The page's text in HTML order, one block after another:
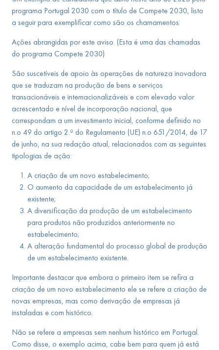
programa Portugal 2030 com o título de Compete 2030, listo
a seguir para exemplificar como são os chamamentos:
Ações abrangidas por este aviso. (Esta é uma das chamadas
do programa Compete 2030)
São suscetíveis de apoio às operações de natureza inovadora
que se traduzam na produção de bens e serviços
transacionáveis e internacionalizáveis e com elevado valor
acrescentado e nível de incorporação nacional, que
correspondam a um investimento inicial, conforme definido no
n.o 49 do artigo 2.º do Regulamento (UE) n.o 651/2014, de 17
de junho, na sua redação atual, relacionados com as seguintes
tipologias de ação:
A criação de um novo estabelecimento;
O aumento da capacidade de um estabelecimento já
existente;
A diversificação da produção de um estabelecimento
para produtos não produzidos anteriormente no
estabelecimento;
A alteração fundamental do processo global de produção
de um estabelecimento existente.
Importante destacar que embora o primeiro item se refira a
criação de um novo estabelecimento ele se refere a criação de
novas empresas, mas como derivação de empresas já
instaladas e com histórico.
Não se refere a empresas sem nenhum histórico em Portugal.
Como disse, o exemplo acima, cabe bem para quem já está